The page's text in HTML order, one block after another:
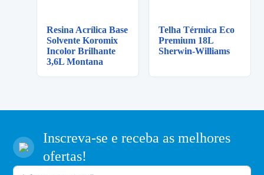
Resina Acrílica Base
Solvente Koromix
Incolor Brilhante
3,6L Montana
Telha Térmica Eco
Premium 18L
Sherwin-Williams
Inscreva-se e receba as melhores
ofertas!